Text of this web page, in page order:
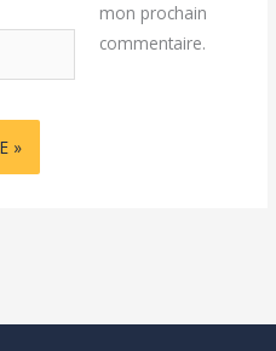
mon prochain
commentaire.